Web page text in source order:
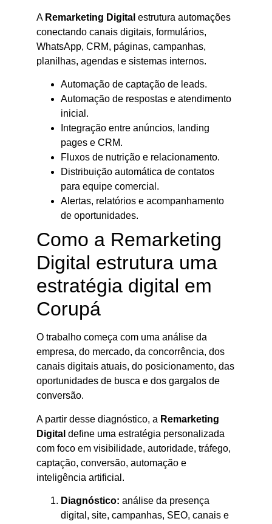
A Remarketing Digital estrutura automações
conectando canais digitais, formulários,
WhatsApp, CRM, páginas, campanhas,
planilhas, agendas e sistemas internos.
Automação de captação de leads.
Automação de respostas e atendimento
inicial.
Integração entre anúncios, landing
pages e CRM.
Fluxos de nutrição e relacionamento.
Distribuição automática de contatos
para equipe comercial.
Alertas, relatórios e acompanhamento
de oportunidades.
Como a Remarketing
Digital estrutura uma
estratégia digital em
Corupá
O trabalho começa com uma análise da
empresa, do mercado, da concorrência, dos
canais digitais atuais, do posicionamento, das
oportunidades de busca e dos gargalos de
conversão.
A partir desse diagnóstico, a Remarketing
Digital define uma estratégia personalizada
com foco em visibilidade, autoridade, tráfego,
captação, conversão, automação e
inteligência artificial.
Diagnóstico: análise da presença
digital, site, campanhas, SEO, canais e